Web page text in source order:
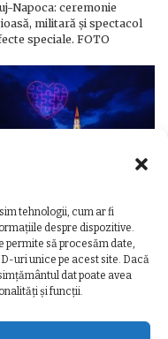
tehnologii, cum ar fi
despre dispozitive.
permite să procesăm date,
uri unice pe acest site. Dacă
dat poate avea
și funcții.
Napoca: ceremonie
militară și spectacol
speciale. FOTO
la Cluj-Napoca.
complet al